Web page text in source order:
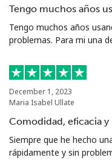
Tengo muchos años
Tengo muchos años
problemas. Para mi una
December 1, 2023
Maria Isabel Ullate
Comodidad, eficacia y
Siempre que he hecho
rápidamente y sin